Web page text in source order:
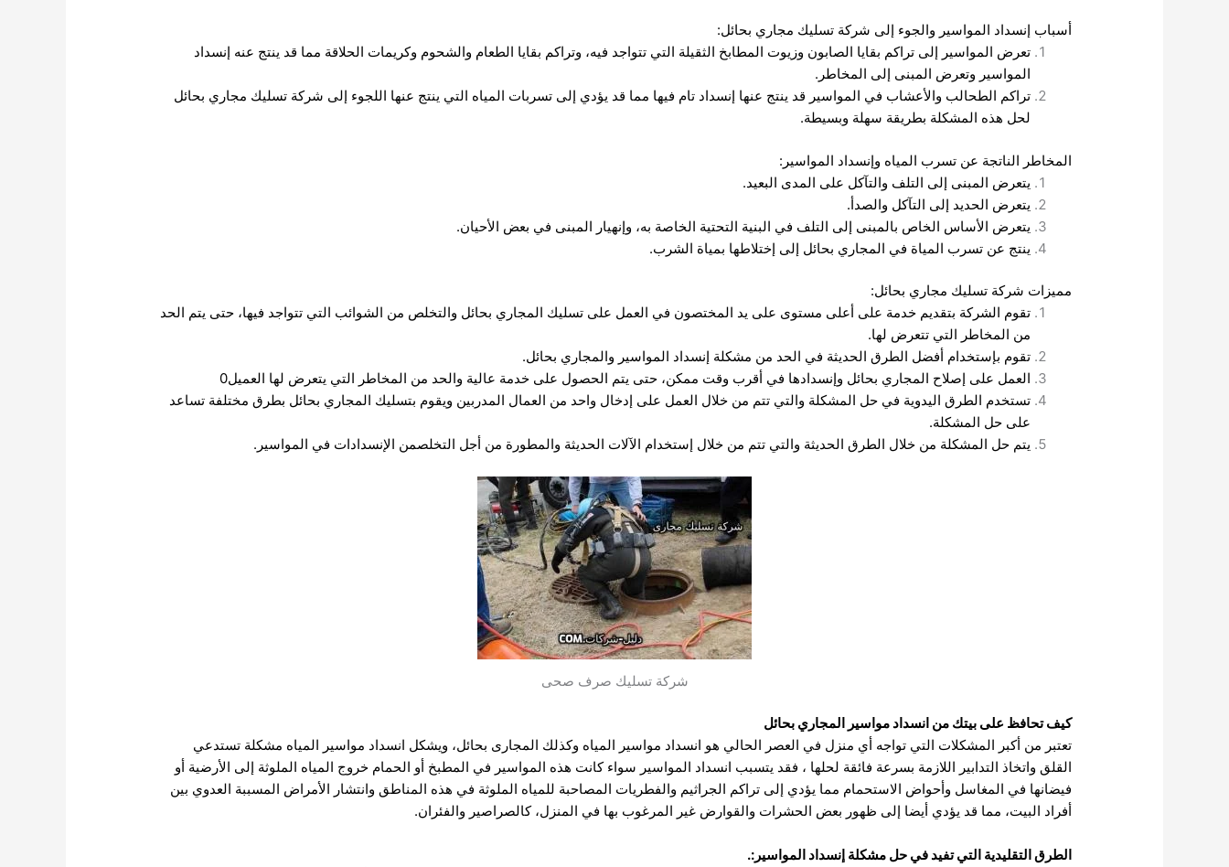
أسباب إنسداد المواسير والجوء إلى شركة تسليك مجاري بحائل:
تعرض المواسير إلى تراكم بقايا الصابون وزيوت المطابخ الثقيلة التي تتواجد فيه، وتراكم بقايا الطعام والشحوم وكريمات الحلاقة مما قد ينتج عنه إنسداد
المواسير وتعرض المبنى إلى المخاطر.
تراكم الطحالب والأعشاب في المواسير قد ينتج عنها إنسداد تام فيها مما قد يؤدي إلى تسربات المياه التي ينتج عنها اللجوء إلى شركة تسليك مجاري بحائل
لحل هذه المشكلة بطريقة سهلة وبسيطة.
المخاطر الناتجة عن تسرب المياه وإنسداد المواسير:
يتعرض المبنى إلى التلف والتآكل على المدى البعيد.
يتعرض الحديد إلى التآكل والصدأ.
يتعرض الأساس الخاص بالمبنى إلى التلف في البنية التحتية الخاصة به، وإنهيار المبنى في بعض الأحيان.
ينتج عن تسرب المياة في المجاري بحائل إلى إختلاطها بمياة الشرب.
مميزات شركة تسليك مجاري بحائل:
تقوم الشركة بتقديم خدمة على أعلى مستوى على يد المختصون في العمل على تسليك المجاري بحائل والتخلص من الشوائب التي تتواجد فيها، حتى يتم الحد
من المخاطر التي تتعرض لها.
تقوم بإستخدام أفضل الطرق الحديثة في الحد من مشكلة إنسداد المواسير والمجاري بحائل.
العمل على إصلاح المجاري بحائل وإنسدادها في أقرب وقت ممكن، حتى يتم الحصول على خدمة عالية والحد من المخاطر التي يتعرض لها العميل0
تستخدم الطرق اليدوية في حل المشكلة والتي تتم من خلال العمل على إدخال واحد من العمال المدربين ويقوم بتسليك المجاري بحائل بطرق مختلفة تساعد
على حل المشكلة.
يتم حل المشكلة من خلال الطرق الحديثة والتي تتم من خلال إستخدام الآلات الحديثة والمطورة من أجل التخلصمن الإنسدادات في المواسير.
شركة تسليك صرف صحى
كيف تحافظ على بيتك من انسداد مواسير المجاري بحائل
تعتبر من أكبر المشكلات التي تواجه أي منزل في العصر الحالي هو انسداد مواسير المياه وكذلك المجارى بحائل، ويشكل انسداد مواسير المياه مشكلة تستدعي
القلق واتخاذ التدابير اللازمة بسرعة فائقة لحلها ، فقد يتسبب انسداد المواسير سواء كانت هذه المواسير في المطبخ أو الحمام خروج المياه الملوثة إلى الأرضية أو
فيضانها في المغاسل وأحواض الاستحمام مما يؤدي إلى تراكم الجراثيم والفطريات المصاحبة للمياه الملوثة في هذه المناطق وانتشار الأمراض المسببة العدوي بين
أفراد البيت، مما قد يؤدي أيضا إلى ظهور بعض الحشرات والقوارض غير المرغوب بها في المنزل، كالصراصير والفئران.
الطرق التقليدية التي تفيد في حل مشكلة إنسداد المواسير:.